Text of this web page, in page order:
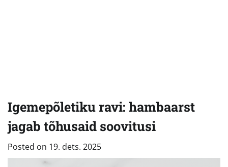
Igemepõletiku ravi: hambaarst
jagab tõhusaid soovitusi
Posted on 19. dets. 2025